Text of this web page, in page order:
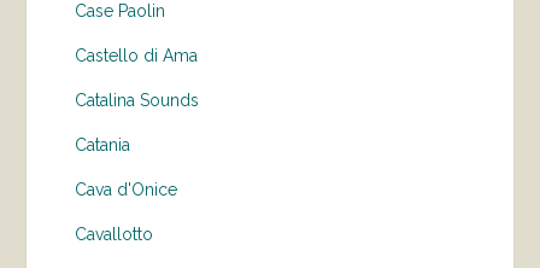
Case Paolin
Castello di Ama
Catalina Sounds
Catania
Cava d'Onice
Cavallotto